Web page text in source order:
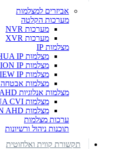
אביזרים למצלמות
מערכות הקלטה
מערכות NVR
מערכות XVR
מצלמות IP
מצלמות DAHUA IP
מצלמות HIKVISION IP
מצלמות UNIVIEW IP
מצלמות אבטחה PROVISION ISR IP
מצלמות אנלוגיות CVI TVI AHD
מצלמות DAHUA CVI
מצלמות HIKVISION AHD
ערכות מצלמות
תוכנות ניהול ורשיונות
תקשורת קווית ואלחוטית